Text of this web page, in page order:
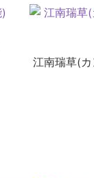
江南瑞草(